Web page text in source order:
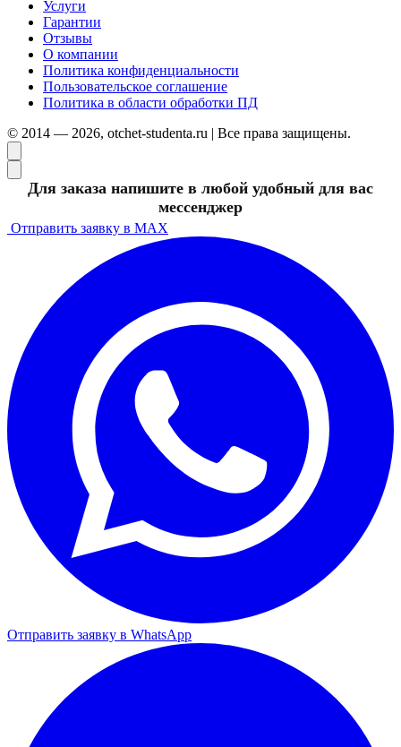
Услуги
Гарантии
Отзывы
О компании
Политика конфиденциальности
Пользовательское соглашение
Политика в области обработки ПД
© 2014 — 2026, otchet-studenta.ru | Все права защищены.
Для заказа напишите в любой удобный для вас
мессенджер
Отправить заявку в MAX
Отправить заявку в WhatsApp